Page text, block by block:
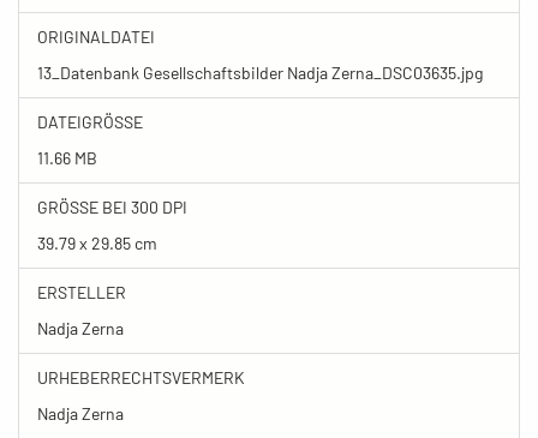
ORIGINALDATEI
13_Datenbank Gesellschaftsbilder Nadja Zerna_DSC03635.jpg
DATEIGRÖSSE
11.66 MB
GRÖSSE BEI 300 DPI
39.79 x 29.85 cm
ERSTELLER
Nadja Zerna
URHEBERRECHTSVERMERK
Nadja Zerna